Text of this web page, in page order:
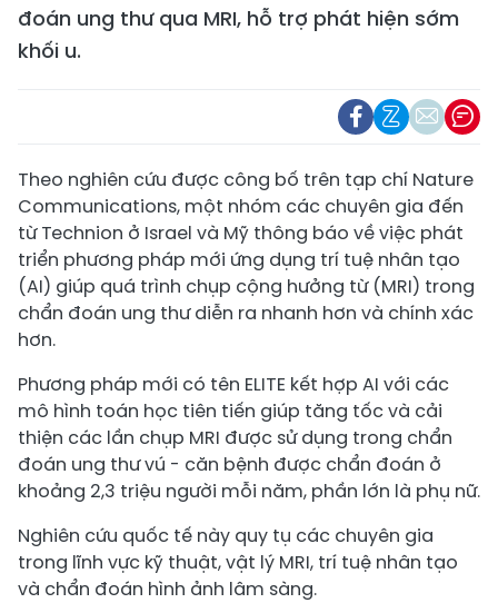
đoán ung thư qua MRI, hỗ trợ phát hiện sớm
khối u.
Theo nghiên cứu được công bố trên tạp chí Nature
Communications, một nhóm các chuyên gia đến
từ Technion ở Israel và Mỹ thông báo về việc phát
triển phương pháp mới ứng dụng trí tuệ nhân tạo
(AI) giúp quá trình chụp cộng hưởng từ (MRI) trong
chẩn đoán ung thư diễn ra nhanh hơn và chính xác
hơn.
Phương pháp mới có tên ELITE kết hợp AI với các
mô hình toán học tiên tiến giúp tăng tốc và cải
thiện các lần chụp MRI được sử dụng trong chẩn
đoán ung thư vú - căn bệnh được chẩn đoán ở
khoảng 2,3 triệu người mỗi năm, phần lớn là phụ nữ.
Nghiên cứu quốc tế này quy tụ các chuyên gia
trong lĩnh vực kỹ thuật, vật lý MRI, trí tuệ nhân tạo
và chẩn đoán hình ảnh lâm sàng.